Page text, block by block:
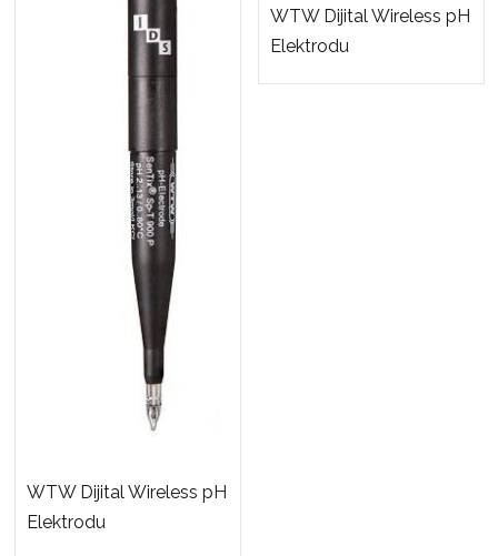
WTW Dijital Wireless pH
Elektrodu
WTW Dijital Wireless pH
Elektrodu